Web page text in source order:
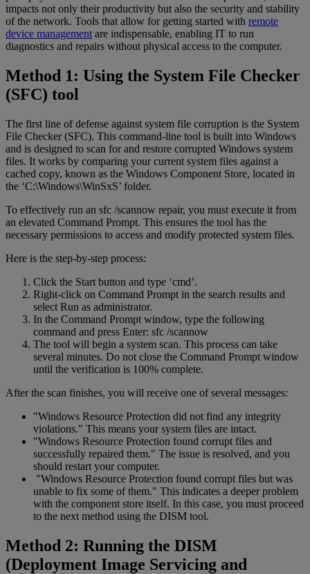
impacts not only their productivity but also the security and stability
of the network. Tools that allow for getting started with remote
device management are indispensable, enabling IT to run
diagnostics and repairs without physical access to the computer.
Method 1: Using the System File Checker
(SFC) tool
The first line of defense against system file corruption is the System
File Checker (SFC). This command-line tool is built into Windows
and is designed to scan for and restore corrupted Windows system
files. It works by comparing your current system files against a
cached copy, known as the Windows Component Store, located in
the ‘C:\Windows\WinSxS’ folder.
To effectively run an sfc /scannow repair, you must execute it from
an elevated Command Prompt. This ensures the tool has the
necessary permissions to access and modify protected system files.
Here is the step-by-step process:
Click the Start button and type ‘cmd’.
Right-click on Command Prompt in the search results and
select Run as administrator.
In the Command Prompt window, type the following
command and press Enter: sfc /scannow
The tool will begin a system scan. This process can take
several minutes. Do not close the Command Prompt window
until the verification is 100% complete.
After the scan finishes, you will receive one of several messages:
"Windows Resource Protection did not find any integrity
violations." This means your system files are intact.
"Windows Resource Protection found corrupt files and
successfully repaired them." The issue is resolved, and you
should restart your computer.
"Windows Resource Protection found corrupt files but was
unable to fix some of them." This indicates a deeper problem
with the component store itself. In this case, you must proceed
to the next method using the DISM tool.
Method 2: Running the DISM
(Deployment Image Servicing and